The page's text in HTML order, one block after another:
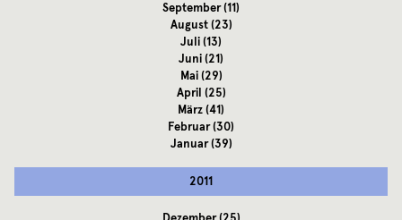
September(11)
August(23)
Juli(13)
Juni(21)
Mai(29)
April (25)
März(41)
Februar(30)
Januar(39)
2011